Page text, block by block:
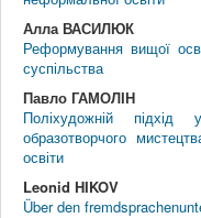
Алла ВАСИЛЮК
Реформування вищої
суспільства
Павло ГАМОЛІН
Поліхудожній підхід
образотворчого
освіти
Leonid HIKOV
Über den